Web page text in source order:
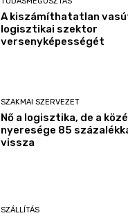
A kiszámíthatatlan
logisztikai szektor
versenyképességét
SZAKMAI SZERVEZET
Nő a logisztika, de a
nyeresége 85
vissza
SZÁLLÍTÁS